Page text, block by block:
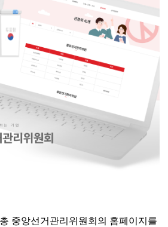
중앙선거관리위원회의 홈페이지를